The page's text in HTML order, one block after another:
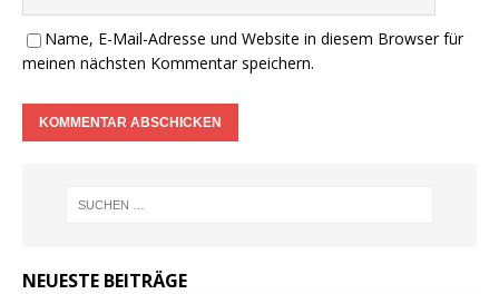
Name, E-Mail-Adresse und Website in diesem Browser für
meinen nächsten Kommentar speichern.
NEUESTE BEITRÄGE